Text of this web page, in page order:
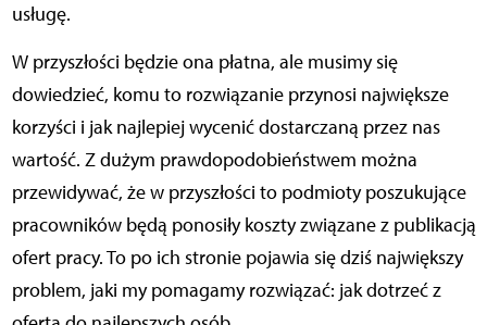
usługę.
W przyszłości będzie ona płatna, ale musimy się
dowiedzieć, komu to rozwiązanie przynosi największe
korzyści i jak najlepiej wycenić dostarczaną przez nas
wartość. Z dużym prawdopodobieństwem można
przewidywać, że w przyszłości to podmioty poszukujące
pracowników będą ponosiły koszty związane z publikacją
ofert pracy. To po ich stronie pojawia się dziś największy
problem, jaki my pomagamy rozwiązać: jak dotrzeć z